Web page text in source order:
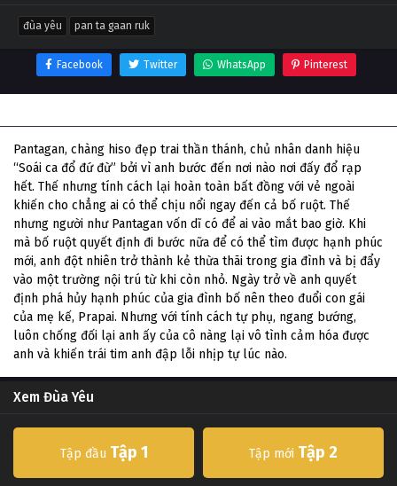
đùa yêu pan ta gaan ruk
Facebook Twitter WhatsApp Pinterest
Pantagan, chàng hiso đẹp trai thần thánh, chủ nhân danh hiệu
“Soái ca đổ đứ đừ” bởi vì anh bước đến nơi nào nơi đấy đổ rạp
hết. Thế nhưng tính cách lại hoàn toàn bất đồng với vẻ ngoài
khiến cho chẳng ai có thể chịu nổi ngay đến cả bố ruột. Thế
nhưng người như Pantagan vốn dĩ có để ai vào mắt bao giờ. Khi
mà bố ruột quyết định đi bước nữa để có thể tìm được hạnh phúc
mới, anh đột nhiên trở thành kẻ thừa thãi trong gia đình và bị đẩy
vào một trường nội trú từ khi còn nhỏ. Ngày trở về anh quyết
định phá hủy hạnh phúc của gia đình bố nên theo đuổi con gái
của mẹ kế, Prapai. Nhưng với tính cách tự phụ, ngang bướng,
luôn chống đối lại anh ấy của cô nàng lại vô tình cảm hóa được
anh và khiến trái tim anh đập lỗi nhịp tự lúc nào.
Xem Đùa Yêu
Tập đầu Tập 1 Tập mới Tập 2